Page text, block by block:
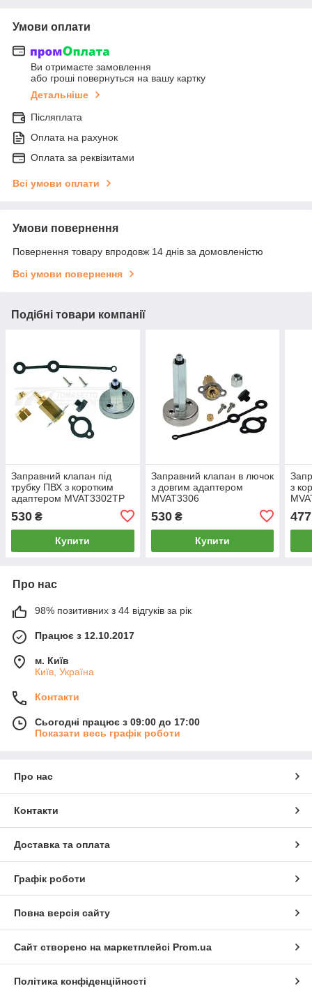
Умови оплати
Ви отримаєте замовлення
або гроші повернуться на вашу картку
Детальніше
Післяплата
Оплата на рахунок
Оплата за реквізитами
Всі умови оплати
Умови повернення
Повернення товару впродовж 14 днів за домовленістю
Всі умови повернення
Подібні товари компанії
Заправний клапан під
трубку ПВХ з коротким
адаптером MVAT3302ТР
530 ₴
Купити
Заправний клапан в лючок
з довгим адаптером
MVAT3306
530₴
Купити
з
477
Про нас
98% позитивних з 44 відгуків за рік
Працює з 12.10.2017
м. Київ
Київ, Україна
Контакти
Сьогодні працює з 09:00 до 17:00
Показати весь графік роботи
Про нас
Контакти
Доставка та оплата
Графік роботи
Повна версія сайту
Сайт створено на маркетплейсі Prom.ua
Політика конфіденційності